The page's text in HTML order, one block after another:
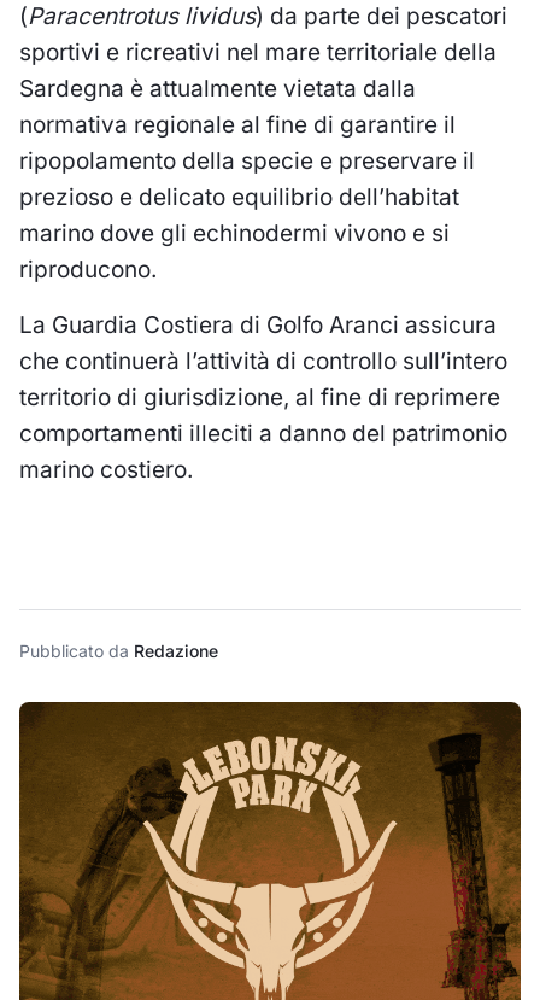
(Paracentrotus lividus) da parte dei pescatori
sportivi e ricreativi nel mare territoriale della
Sardegna è attualmente vietata dalla
normativa regionale al fine di garantire il
ripopolamento della specie e preservare il
prezioso e delicato equilibrio dell’habitat
marino dove gli echinodermi vivono e si
riproducono.
La Guardia Costiera di Golfo Aranci assicura
che continuerà l’attività di controllo sull’intero
territorio di giurisdizione, al fine di reprimere
comportamenti illeciti a danno del patrimonio
marino costiero.
Pubblicato da Redazione